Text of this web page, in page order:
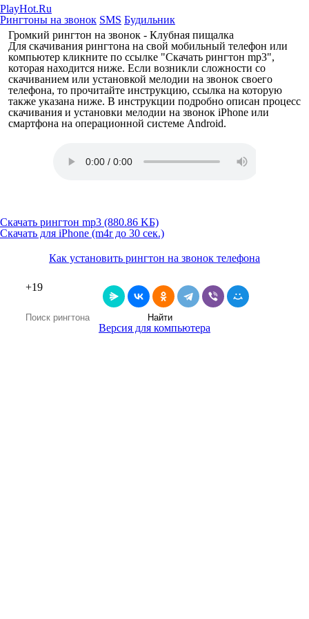
PlayHot.Ru
Рингтоны на звонок SMS Будильник
Громкий рингтон на звонок - Клубная пищалка
Для скачивания рингтона на свой мобильный телефон или
компьютер кликните по ссылке "Скачать рингтон mp3",
которая находится ниже. Если возникли сложности со
скачиванием или установкой мелодии на звонок своего
телефона, то прочитайте инструкцию, ссылка на которую
также указана ниже. В инструкции подробно описан процесс
скачивания и установки мелодии на звонок iPhone или
смартфона на операционной системе Android.
Скачать рингтон mp3 (880.86 KБ)
Скачать для iPhone (m4r до 30 сек.)
Как установить рингтон на звонок телефона
+19
Найти
Версия для компьютера